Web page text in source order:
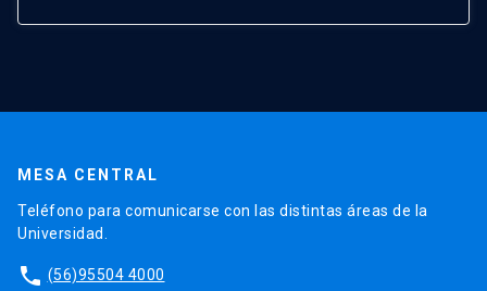
MESA CENTRAL
Teléfono para comunicarse con las distintas áreas de la
Universidad.
phone (56)95504 4000